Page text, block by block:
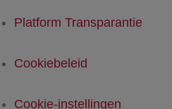
Platform Transparantie
Cookiebeleid
Cookie-instellingen